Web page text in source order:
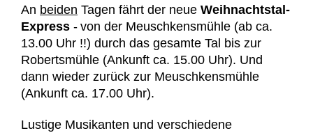
An beiden Tagen fährt der neue Weihnachtstal-
Express - von der Meuschkensmühle (ab ca.
13.00 Uhr !!) durch das gesamte Tal bis zur
Robertsmühle (Ankunft ca. 15.00 Uhr). Und
dann wieder zurück zur Meuschkensmühle
(Ankunft ca. 17.00 Uhr).
Lustige Musikanten und verschiedene